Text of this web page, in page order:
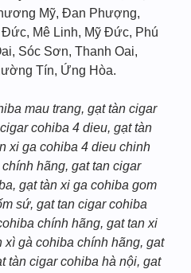
Mỹ, Đan Phượng,
Mê Linh, Mỹ Đức, Phú
Sóc Sơn, Thanh Oai,
Tín, Ứng Hòa.
mau trang, gạt tàn cigar
cohiba 4 dieu, gạt tàn
xi ga cohiba 4 dieu chinh
hãng, gat tan cigar
gạt tàn xi ga cohiba gom
sứ, gat tan cigar cohiba
chính hãng, gat tan xi
xì gà cohiba chính hãng, gat
tàn cigar cohiba hà nội, gat